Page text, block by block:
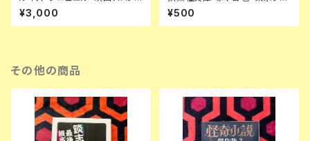
自由の幻想」初版 矢島翠 訳 早
川書房
¥3,000
スト」初版 ノベライズ
¥500
その他の商品